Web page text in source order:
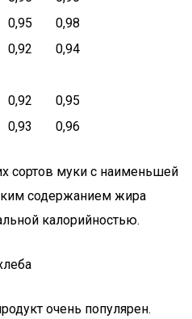
0,95
0,98
0,92
0,94
0,92
0,95
0,93 0,96
сортов муки с наименьшей
содержанием жира
калорийностью.
очень популярен.